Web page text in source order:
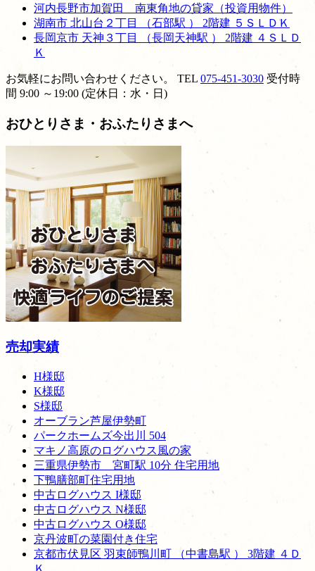
河内長野市加賀田 南東角地の貸家（投資用物件）
湖南市 北山台２丁目 （石部駅 ） 2階建 ５ＳＬＤＫ
長岡京市 天神３丁目 （長岡天神駅 ） 2階建 ４ＳＬＤ
Ｋ
お気軽にお問い合わせください。 TEL 075-451-3030 受付時
間 9:00 ～19:00 (定休日：水・日)
おひとりさま・おふたりさまへ
売却実績
H様邸
K様邸
S様邸
オーブラン芦屋伊勢町
パークホームズ今出川 504
マキノ高原のログハウス風の家
三重県伊勢市 宮町駅 10分 住宅用地
下鴨膳部町住宅用地
中古ログハウス I様邸
中古ログハウス N様邸
中古ログハウス O様邸
京丹波町の菜園付き住宅
京都市伏見区 羽束師鴨川町 （中書島駅 ） 3階建 ４Ｄ
Ｋ